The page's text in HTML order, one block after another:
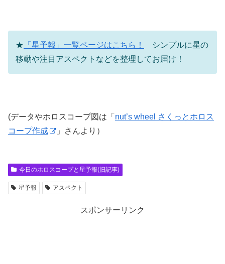
★ 「星予報」一覧ページはこちら！
シンプルに星の
移動や注目アスペクトなどを整理してお届け！
(データやホロスコープ図は「 nut’s wheel さくっとホロス
コープ作成
」さんより）
今日のホロスコープと星予報(旧記事)
星予報 アスペクト
スポンサーリンク